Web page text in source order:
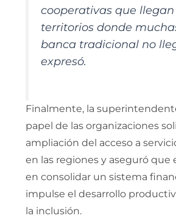
cooperativas que llegan
territorios donde
banca tradicional no
expresó.
Finalmente, la
papel de las organizaciones
ampliación del acceso a
en las regiones y aseguró que
en consolidar un sistema
impulse el desarrollo
la inclusión.